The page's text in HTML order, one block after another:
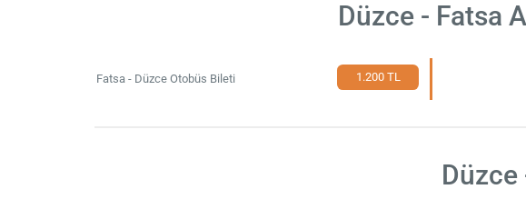
Düzce - Fatsa
Fatsa - Düzce Otobüs Bileti 1.200 TL
Düzce